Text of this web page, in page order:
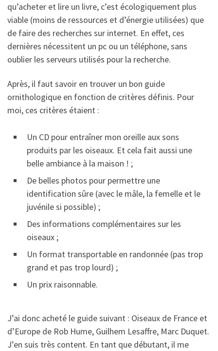
qu’acheter et lire un livre, c’est écologiquement plus
viable (moins de ressources et d’énergie utilisées) que
de faire des recherches sur internet. En effet, ces
dernières nécessitent un pc ou un téléphone, sans
oublier les serveurs utilisés pour la recherche.
Après, il faut savoir en trouver un bon guide
ornithologique en fonction de critères définis. Pour
moi, ces critères étaient :
Un CD pour entraîner mon oreille aux sons
produits par les oiseaux. Et cela fait aussi une
belle ambiance à la maison ! ;
De belles photos pour permettre une
identification sûre (avec le mâle, la femelle et le
juvénile si possible) ;
Des informations complémentaires sur les
oiseaux ;
Un format transportable en randonnée (pas trop
grand et pas trop lourd) ;
Un prix raisonnable.
J’ai donc acheté le guide suivant : Oiseaux de France et
d’Europe de Rob Hume, Guilhem Lesaffre, Marc Duquet.
J’en suis très content. En tant que débutant, il me